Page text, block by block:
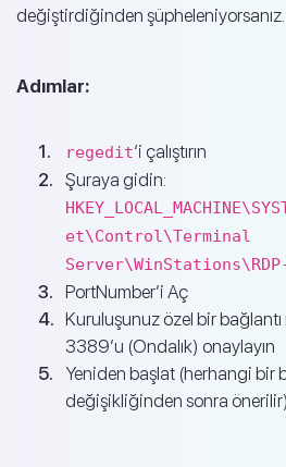
değiştirdiğinden şüpheleniyorsanız.
Adımlar:
regedit‘i çalıştırın
Şuraya gidin:
et\Control\Terminal
PortNumber’i Aç
Kuruluşunuz özel bir bağlantı
3389’u (Ondalık) onaylayın
Yeniden başlat (herhangi bir
değişikliğinden sonra önerilir)